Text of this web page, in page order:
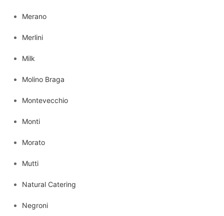
Merano
Merlini
Milk
Molino Braga
Montevecchio
Monti
Morato
Mutti
Natural Catering
Negroni